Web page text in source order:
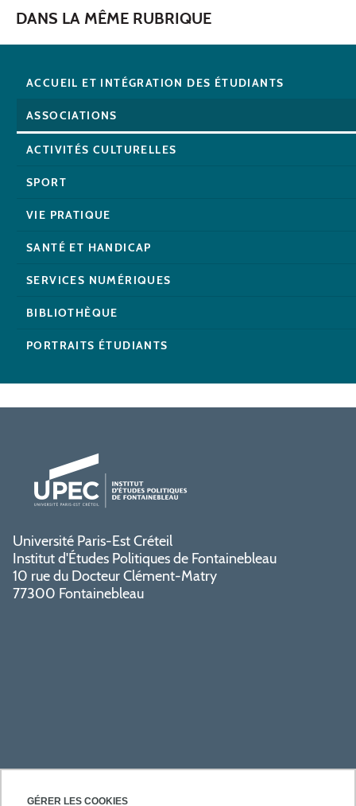
GÉRER LES COOKIES
DANS LA MÊME RUBRIQUE
ACCUEIL ET INTÉGRATION DES ÉTUDIANTS
ASSOCIATIONS
ACTIVITÉS CULTURELLES
SPORT
VIE PRATIQUE
SANTÉ ET HANDICAP
SERVICES NUMÉRIQUES
BIBLIOTHÈQUE
PORTRAITS ÉTUDIANTS
Université Paris-Est Créteil
Institut d'Études Politiques de Fontainebleau
10 rue du Docteur Clément-Matry
77300 Fontainebleau
PRATIQUE